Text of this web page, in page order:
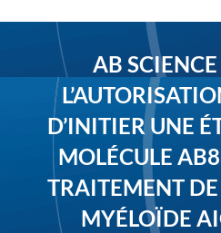
AB
D’INITIER UNE
MOLÉCULE
TRAITEMENT
MYÉLOÏDE